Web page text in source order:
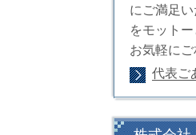
にご満足い
をモット
お気軽にご
代表ご